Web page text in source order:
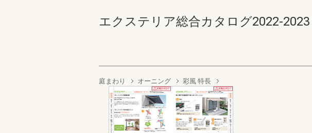
エクステリア総合カタログ2022-
庭まわり オーニング 彩風 特長